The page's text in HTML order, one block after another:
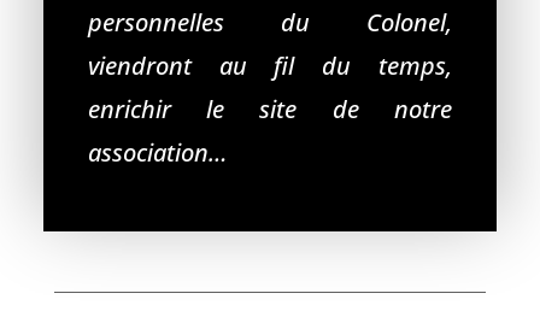
personnelles du Colonel,
viendront au fil du temps,
enrichir le site de notre
association…